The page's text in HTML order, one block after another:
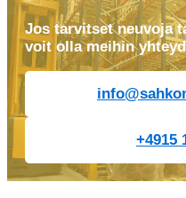
Jos tarvitset neuvoja
voit olla meihin
+4915